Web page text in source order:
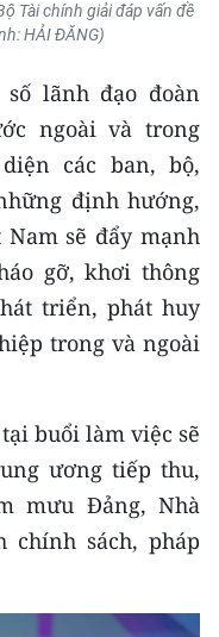
Tài chính giải đáp vấn đề
HẢI ĐĂNG)
lãnh đạo đoàn
ngoài và trong
các ban, bộ,
định hướng,
sẽ đẩy mạnh
gỡ, khơi thông
triển, phát huy
trong và ngoài
buổi làm việc sẽ
ương tiếp thu,
mưu Đảng, Nhà
chính sách, pháp